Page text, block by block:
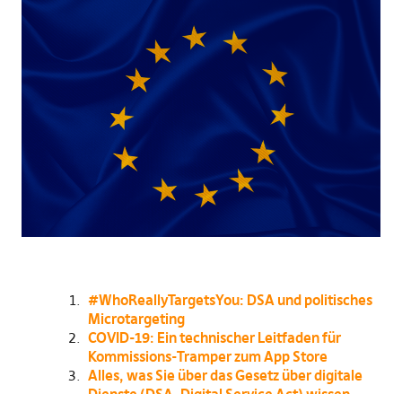
#WhoReallyTargetsYou: DSA und politisches
Microtargeting
COVID-19: Ein technischer Leitfaden für
Kommissions-Tramper zum App Store
Alles, was Sie über das Gesetz über digitale